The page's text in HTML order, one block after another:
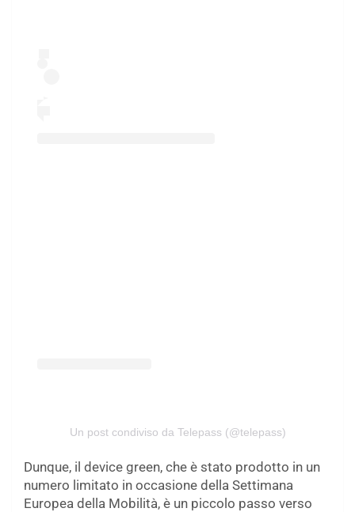
Un post condiviso da Telepass (@telepass)
Dunque, il device green, che è stato prodotto in un
numero limitato in occasione della Settimana
Europea della Mobilità, è un piccolo passo verso